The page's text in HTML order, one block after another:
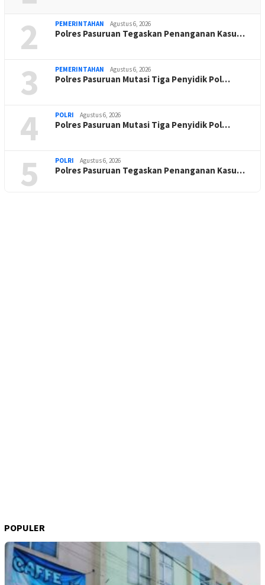
2
PEMERINTAHAN Agustus 6, 2026
Polres Pasuruan Tegaskan Penanganan Kasu…
3 PEMERINTAHAN Agustus 6, 2026
Polres Pasuruan Mutasi Tiga Penyidik Pol…
4 POLRI Agustus 6, 2026
Polres Pasuruan Mutasi Tiga Penyidik Pol…
5 POLRI Agustus 6, 2026
Polres Pasuruan Tegaskan Penanganan Kasu…
POPULER